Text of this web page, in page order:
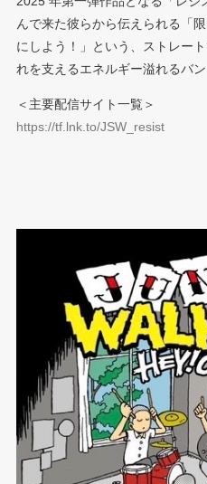
んで来た彼らから伝えられる「
にしよう！」という、ストレー
れを支えるエネルギー溢れるバン
＜主要配信サイト一覧＞
https://tf.lnk.to/JSW_resist